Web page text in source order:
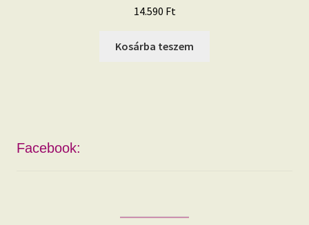
14.590 Ft
Kosárba teszem
Facebook: